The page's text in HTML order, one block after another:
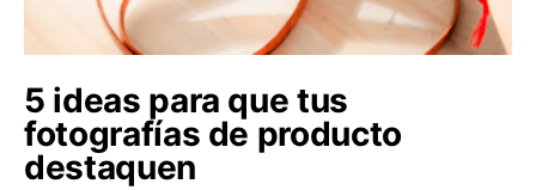
5 ideas para que tus
fotografías de producto
destaquen